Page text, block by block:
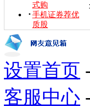
式购
手机证券荐优
质股
设置首页
客服中心